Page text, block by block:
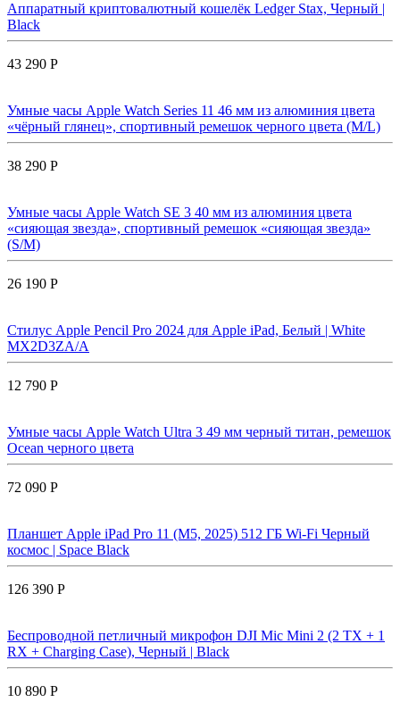
Аппаратный криптовалютный кошелёк Ledger Stax, Черный |
Black
43 290 Р
Умные часы Apple Watch Series 11 46 мм из алюминия цвета
«чёрный глянец», спортивный ремешок черного цвета (M/L)
38 290 Р
Умные часы Apple Watch SE 3 40 мм из алюминия цвета
«сияющая звезда», спортивный ремешок «сияющая звезда»
(S/M)
26 190 Р
Стилус Apple Pencil Pro 2024 для Apple iPad, Белый | White
MX2D3ZA/A
12 790 Р
Умные часы Apple Watch Ultra 3 49 мм черный титан, ремешок
Ocean черного цвета
72 090 Р
Планшет Apple iPad Pro 11 (M5, 2025) 512 ГБ Wi-Fi Черный
космос | Space Black
126 390 Р
Беспроводной петличный микрофон DJI Mic Mini 2 (2 TX + 1
RX + Charging Case), Черный | Black
10 890 Р